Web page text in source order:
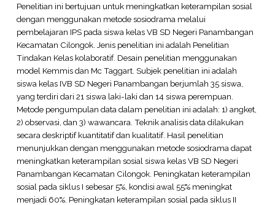
Penelitian ini bertujuan untuk meningkatkan keterampilan sosial
dengan menggunakan metode sosiodrama melalui
pembelajaran IPS pada siswa kelas VB SD Negeri Panambangan
Kecamatan Cilongok. Jenis penelitian ini adalah Penelitian
Tindakan Kelas kolaboratif. Desain penelitian menggunakan
model Kemmis dan Mc Taggart. Subjek penelitian ini adalah
siswa kelas IVB SD Negeri Panambangan berjumlah 35 siswa,
yang terdiri dari 21 siswa laki-laki dan 14 siswa perempuan.
Metode pengumpulan data dalam penelitian ini adalah: 1) angket,
2) observasi, dan 3) wawancara. Teknik analisis data dilakukan
secara deskriptif kuantitatif dan kualitatif. Hasil penelitian
menunjukkan dengan menggunakan metode sosiodrama dapat
meningkatkan keterampilan sosial siswa kelas VB SD Negeri
Panambangan Kecamatan Cilongok. Peningkatan keterampilan
sosial pada siklus I sebesar 5%, kondisi awal 55% meningkat
menjadi 60%. Peningkatan keterampilan sosial pada siklus II